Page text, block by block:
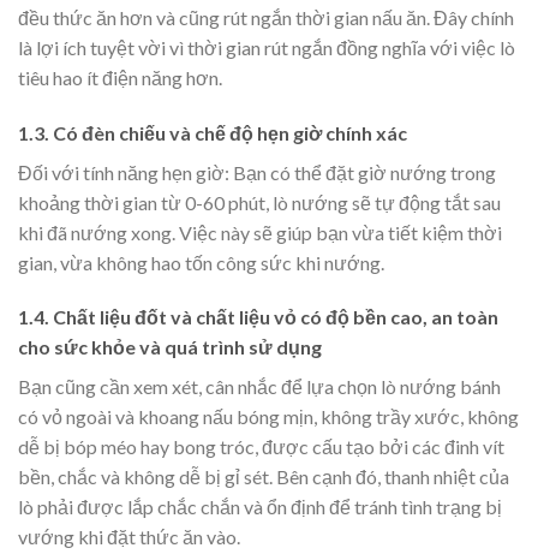
đều thức ăn hơn và cũng rút ngắn thời gian nấu ăn. Đây chính
là lợi ích tuyệt vời vì thời gian rút ngắn đồng nghĩa với việc lò
tiêu hao ít điện năng hơn.
1.3. Có đèn chiếu và chế độ hẹn giờ chính xác
Đối với tính năng hẹn giờ: Bạn có thể đặt giờ nướng trong
khoảng thời gian từ 0-60 phút, lò nướng sẽ tự động tắt sau
khi đã nướng xong. Việc này sẽ giúp bạn vừa tiết kiệm thời
gian, vừa không hao tốn công sức khi nướng.
1.4. Chất liệu đốt và chất liệu vỏ có độ bền cao, an toàn
cho sức khỏe và quá trình sử dụng
Bạn cũng cần xem xét, cân nhắc để lựa chọn lò nướng bánh
có vỏ ngoài và khoang nấu bóng mịn, không trầy xước, không
dễ bị bóp méo hay bong tróc, được cấu tạo bởi các đinh vít
bền, chắc và không dễ bị gỉ sét. Bên cạnh đó, thanh nhiệt của
lò phải được lắp chắc chắn và ổn định để tránh tình trạng bị
vướng khi đặt thức ăn vào.